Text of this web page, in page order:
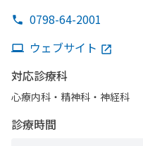
0798-64-2001
ウェブサイト
対応診療科
心療内科・​精神科・神経科
診療時間